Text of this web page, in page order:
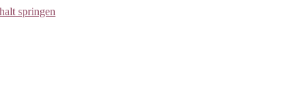
springen